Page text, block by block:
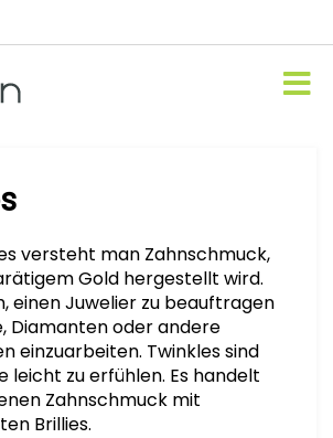
versteht man Zahnschmuck,
Gold hergestellt wird.
einen Juwelier zu beauftragen
Diamanten oder andere
einzuarbeiten. Twinkles sind
leicht zu erfühlen. Es handelt
Zahnschmuck mit
Brillies.